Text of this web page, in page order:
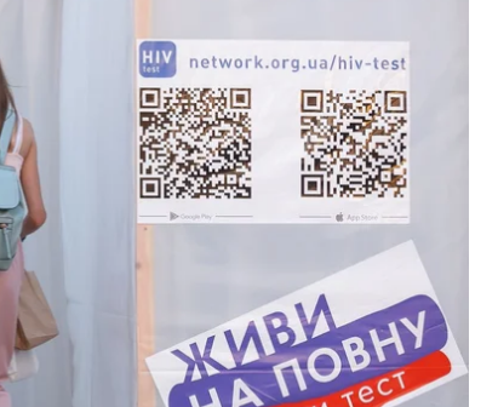
із ВІЛ позитивним статусом (дані
Мінохорони здоров’я, наприкінці 2018
в медустановах). Це не катастрофа, це
країн і територій, для багатьох
один допуск, просто таке життя.